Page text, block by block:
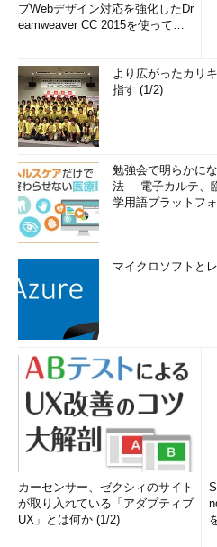
ブWebデザイン対応を強化したDr
eamweaver CC 2015を使って
より広がったカリ
指す (1/2)
勉強会で明らかに
法──電子カルテ、
学用語プラットフ
マイクロソフトと
カーセンサー、ゼクシィのサイト
が取り入れている「アダプティブ
UX」とは何か (1/2)